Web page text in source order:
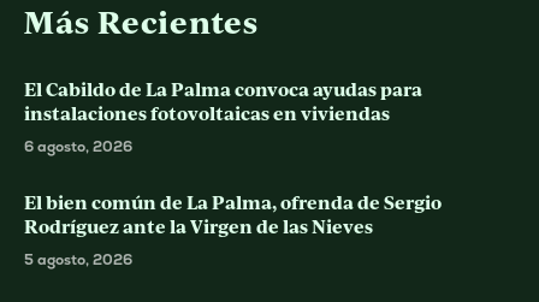
Más Recientes
El Cabildo de La Palma convoca ayudas para
instalaciones fotovoltaicas en viviendas
6 agosto, 2026
El bien común de La Palma, ofrenda de Sergio
Rodríguez ante la Virgen de las Nieves
5 agosto, 2026